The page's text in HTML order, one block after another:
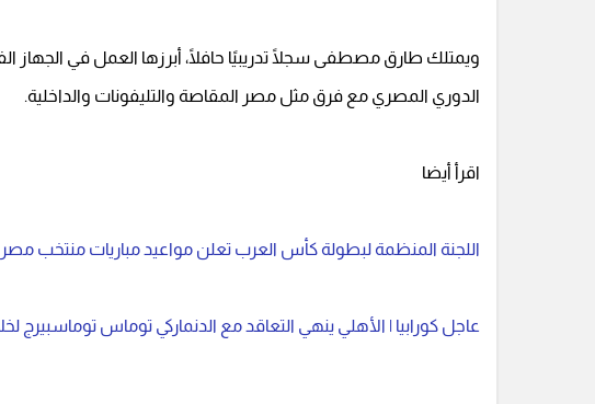
ويمتلك طارق مصطفى سجلًا تدريبيًا حافلًا، أبرزها العمل في الجهاز
الدوري المصري مع فرق مثل مصر المقاصة والتليفونات والداخلية.
اقرأ أيضا
اللجنة المنظمة لبطولة كأس العرب تعلن مواعيد مباريات منتخب مصر
عاجل كورابيا | الأهلي ينهي التعاقد مع الدنماركي توماس توماسبيرج